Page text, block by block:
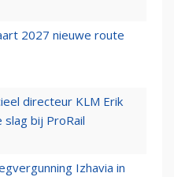
2027 nieuwe route
directeur KLM Erik
slag bij ProRail
Izhavia in